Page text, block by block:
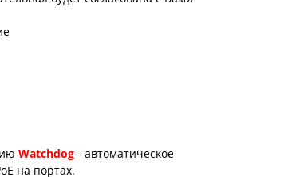
Watchdog- автоматическое
на портах.